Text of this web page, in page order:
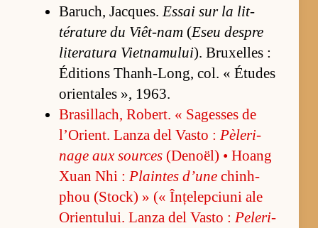
Ba­ru­ch, Jac­qu­es. Es­sai sur la lit­
téra­ture du Vi­êt-nam (Eseu des­pre
li­te­ra­tura Vi­et­na­mu­lui). Bru­xel­les :
Édi­tions Than­h-Long, col. « Étu­des
orien­ta­les », 1963.
Bra­sil­la­ch, Ro­bert. « Sa­ges­ses de
l’O­rient. Lanza del Vasto : Pèle­ri­
nage aux so­ur­ces(De­noël) • Hoang
Xuan Nhi : Plain­tes d’unechin­h-
phou (S­to­ck) » (« În­țe­lep­ciuni ale
Orien­tu­lui. Lanza del Vasto : Pe­le­ri­